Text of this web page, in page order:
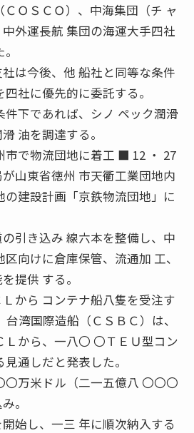
ＯＳＣＯ）、中海集団（チ ャ
外運長航 集団の海運大手四社
は今後、他 船社と同等な条件
社に優先的に委託する。
下であれば、シノ ペック潤滑
油を調達する。
市で物流団地に着工 ■ 12 ・ 27
山東省徳州 市天衢工業団地内
の建設計画「京鉄物流団地」に
引き込み 線六本を整備し、中
向けに倉庫保管、流通加 工、
提供 する。
から コンテナ船八隻を受注す
湾国際造船（ＣＳＢＣ）は、
から、一八〇 〇ＴＥＵ型コン
通しだと発表した。
〇万米ドル（二一五億八 〇〇〇
。
始し、一三 年に順次納入する